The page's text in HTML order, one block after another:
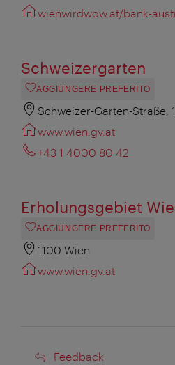
wienwirdwow.at/bank-
Schweizergarten
AGGIUNGERE PREFERITO
Schweizer-Garten-Straße,
www.wien.gv.at
+43 1 4000 80 42
Erholungsgebiet
AGGIUNGERE PREFERITO
1100 Wien
www.wien.gv.at
Feedback
Feedback